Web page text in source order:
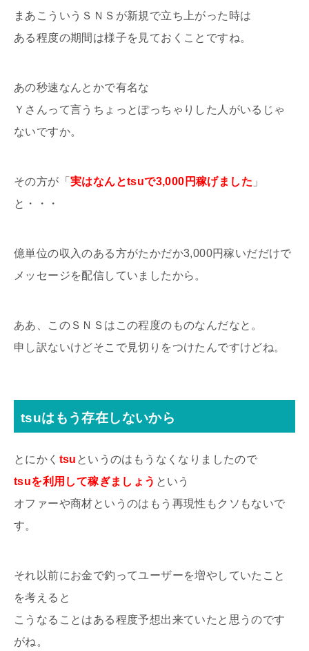
まあこういうＳＮＳが新規で立ち上がった時は
ある程度の期間は様子を見ておくことですね。
あの秒速なんとかで有名な
Ｙさんって言うちょっとぽっちゃりした人がいるじゃ
ないですか。
その方が「 実はなんとtsuで3,000円稼げました 」
と・・・
億単位の収入のある方がたかだか3,000円稼いだだけで
メッセージを配信していましたから。
ああ、このＳＮＳはこの程度のものなんだなと。
申し訳ないけどそこで見切りをつけたんですけどね。
tsuはもう存在しないから
とにかく tsu というのはもうなくなりましたので
tsuを利用して稼ぎましょう という
オファーや商材というのはもう再現性もクソもないで
す。
それ以前にお金で釣ってユーザーを増やしていたこと
を考えると
こうなることはある程度予想出来ていたと思うのです
がね。